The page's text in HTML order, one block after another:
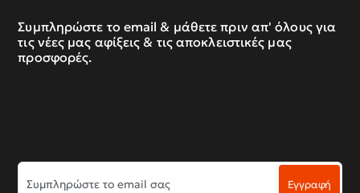
Συμπληρώστε το email & μάθετε πριν απ' όλους για
τις νέες μας αφίξεις & τις αποκλειστικές μας
προσφορές.
Συμπληρώστε
το
Εγγραφή